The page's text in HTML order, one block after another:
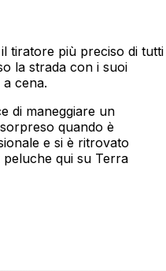
tiratore più preciso di tutti
la strada con i suoi
cena.
di maneggiare un
quando è
e si è ritrovato
qui su Terra